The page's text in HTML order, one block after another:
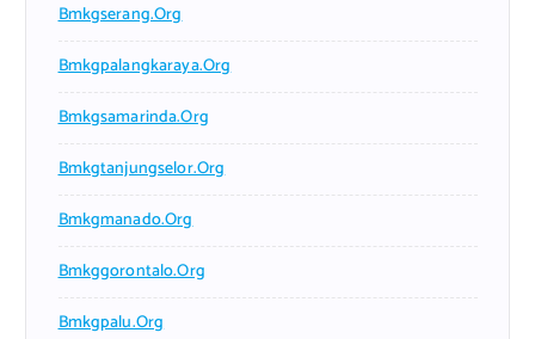
Bmkgserang.org
Bmkgpalangkaraya.org
Bmkgsamarinda.org
Bmkgtanjungselor.org
Bmkgmanado.org
Bmkggorontalo.org
Bmkgpalu.org